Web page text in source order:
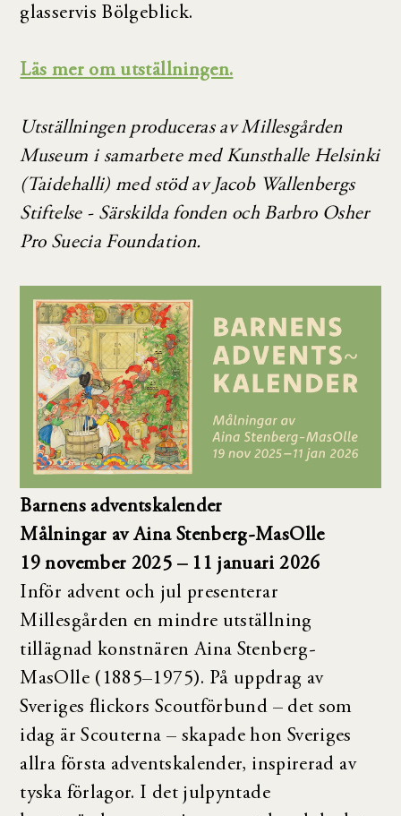
glasservis Bölgeblick.
Läs mer om utställningen.
Utställningen produceras av Millesgården
Museum i samarbete med Kunsthalle Helsinki
(Taidehalli) med stöd av Jacob Wallenbergs
Stiftelse - Särskilda fonden och Barbro Osher
Pro Suecia Foundation.
Barnens adventskalender
Målningar av Aina Stenberg-MasOlle
19 november 2025 – 11 januari 2026
Inför advent och jul presenterar
Millesgården en mindre utställning
tillägnad konstnären Aina Stenberg-
MasOlle (1885–1975). På uppdrag av
Sveriges flickors Scoutförbund – det som
idag är Scouterna – skapade hon Sveriges
allra första adventskalender, inspirerad av
tyska förlagor. I det julpyntade